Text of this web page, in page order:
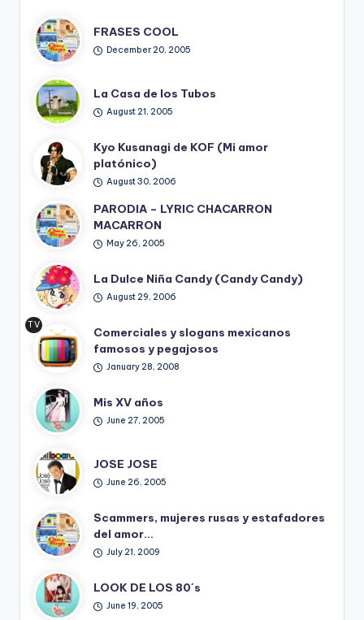
FRASES COOL
December 20, 2005
La Casa de los Tubos
August 21, 2005
Kyo Kusanagi de KOF (Mi amor
platónico)
August 30, 2006
PARODIA – LYRIC CHACARRON
MACARRON
May 26, 2005
La Dulce Niña Candy (Candy Candy)
August 29, 2006
TV
Ret
ro
Comerciales y slogans mexicanos
famosos y pegajosos
January 28, 2008
Mis XV años
June 27, 2005
JOSE JOSE
June 26, 2005
Scammers, mujeres rusas y estafadores
del amor…
July 21, 2009
LOOK DE LOS 80´s
June 19, 2005